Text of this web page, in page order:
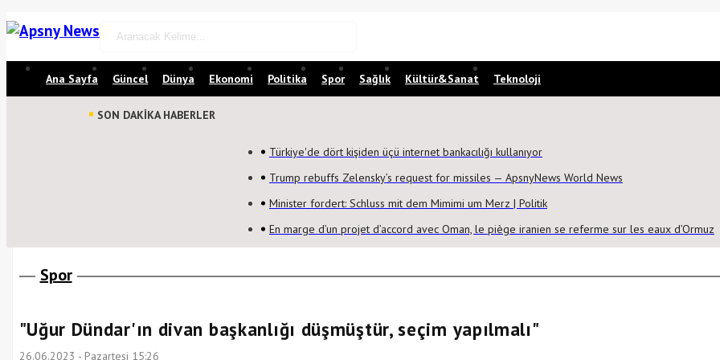
Ana Sayfa Güncel Dünya Ekonomi Politika Spor Sağlık Kültür&Sanat Teknoloji
SON DAKİKA HABERLER
Türkiye'de dört kişiden üçü internet bankacılığı kullanıyor
Trump rebuffs Zelensky’s request for missiles — ApsnyNews World News
Minister fordert: Schluss mit dem Mimimi um Merz | Politik
En marge d’un projet d’accord avec Oman, le piège iranien se referme sur les eaux d’Ormuz
Spor
"Uğur Dündar'ın divan başkanlığı düşmüştür, seçim yapılmalı"
26.06.2023 - Pazartesi 15:26